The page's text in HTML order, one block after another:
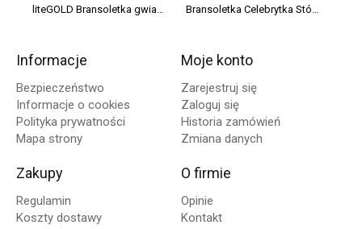
Informacje
Bezpieczeństwo
Informacje o cookies
Polityka prywatności
Mapa strony
Moje konto
Zarejestruj się
Zaloguj się
Historia zamówień
Zmiana danych
Zakupy
Regulamin
Koszty dostawy
O firmie
Opinie
Kontakt